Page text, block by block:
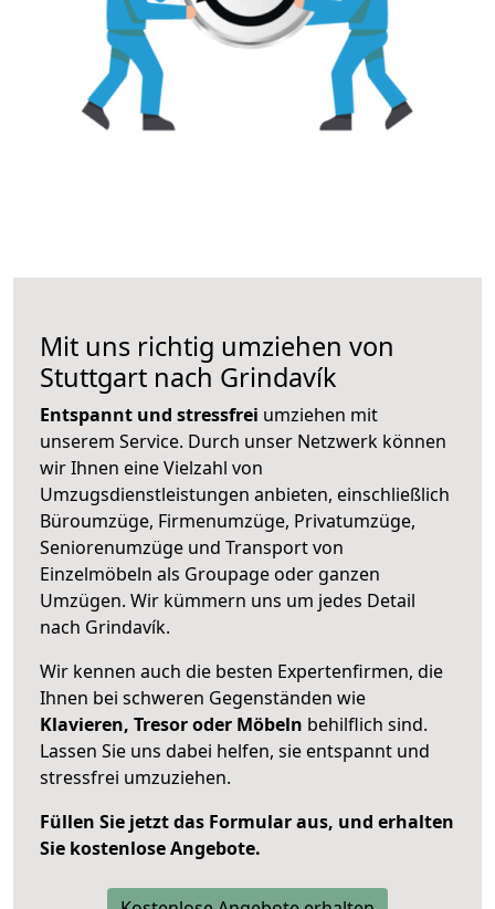
Mit uns richtig umziehen von
Stuttgart nach Grindavík
Entspannt und stressfrei umziehen mit
unserem Service. Durch unser Netzwerk können
wir Ihnen eine Vielzahl von
Umzugsdienstleistungen anbieten, einschließlich
Büroumzüge, Firmenumzüge, Privatumzüge,
Seniorenumzüge und Transport von
Einzelmöbeln als Groupage oder ganzen
Umzügen. Wir kümmern uns um jedes Detail
nach Grindavík.
Wir kennen auch die besten Expertenfirmen, die
Ihnen bei schweren Gegenständen wie
Klavieren, Tresor oder Möbeln behilflich sind.
Lassen Sie uns dabei helfen, sie entspannt und
stressfrei umzuziehen.
Füllen Sie jetzt das Formular aus, und erhalten
Sie kostenlose Angebote.